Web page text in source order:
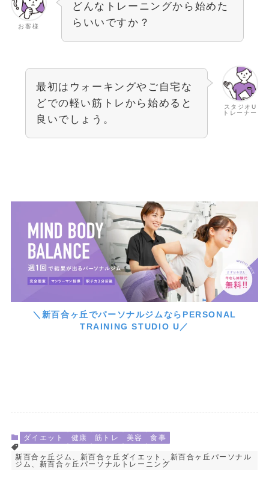
お客様
どんなトレーニングから始めた
らいいですか？
スタジオU
トレーナー
最初はウォーキングやご自宅な
どでの軽い筋トレから始めると
良いでしょう。
＼新百合ヶ丘でパーソナルジムならPERSONAL
TRAINING STUDIO U／
ダイエット 健康 筋トレ 美容 食事
新百合ヶ丘ジム、新百合ヶ丘ダイエット、新百合ヶ丘パーソナル
ジム、新百合ヶ丘パーソナルトレーニング